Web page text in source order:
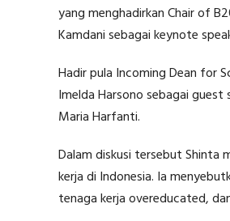
yang menghadirkan Chair of
Kamdani sebagai keynote
Hadir pula Incoming Dean for
Imelda Harsono sebagai guest
Maria Harfanti.
Dalam diskusi tersebut Shinta
kerja di Indonesia. Ia
tenaga kerja overeducated,